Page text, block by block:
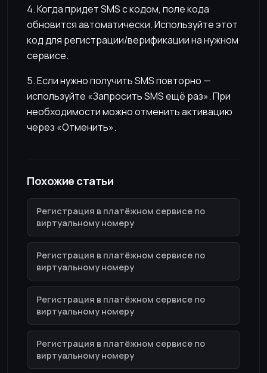
4. Когда придет SMS с кодом, поле кода
обновится автоматически. Используйте этот
код для регистрации/верификации на нужном
сервисе.
5. Если нужно получить SMS повторно —
используйте «Запросить SMS ещё раз». При
необходимости можно отменить активацию
через «Отменить».
Похожие статьи
Регистрация в платёжном сервисе по
виртуальному номеру
Регистрация в платёжном сервисе по
виртуальному номеру
Регистрация в платёжном сервисе по
виртуальному номеру
Регистрация в платёжном сервисе по
виртуальному номеру